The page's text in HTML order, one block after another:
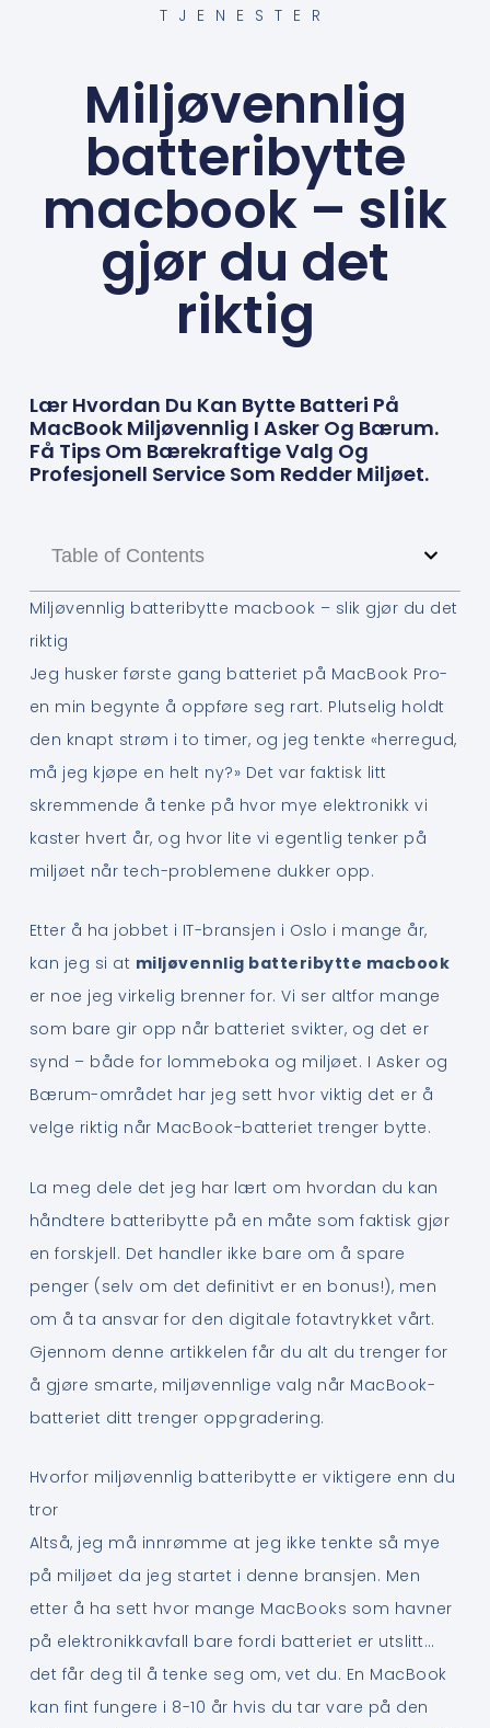
TJENESTER
Miljøvennlig
batteribytte
macbook – slik
gjør du det
riktig
Lær Hvordan Du Kan Bytte Batteri På
MacBook Miljøvennlig I Asker Og Bærum.
Få Tips Om Bærekraftige Valg Og
Profesjonell Service Som Redder Miljøet.
Table of Contents
Miljøvennlig batteribytte macbook – slik gjør du det
riktig
Jeg husker første gang batteriet på MacBook Pro-
en min begynte å oppføre seg rart. Plutselig holdt
den knapt strøm i to timer, og jeg tenkte «herregud,
må jeg kjøpe en helt ny?» Det var faktisk litt
skremmende å tenke på hvor mye elektronikk vi
kaster hvert år, og hvor lite vi egentlig tenker på
miljøet når tech-problemene dukker opp.
Etter å ha jobbet i IT-bransjen i Oslo i mange år,
kan jeg si at miljøvennlig batteribytte macbook
er noe jeg virkelig brenner for. Vi ser altfor mange
som bare gir opp når batteriet svikter, og det er
synd – både for lommeboka og miljøet. I Asker og
Bærum-området har jeg sett hvor viktig det er å
velge riktig når MacBook-batteriet trenger bytte.
La meg dele det jeg har lært om hvordan du kan
håndtere batteribytte på en måte som faktisk gjør
en forskjell. Det handler ikke bare om å spare
penger (selv om det definitivt er en bonus!), men
om å ta ansvar for den digitale fotavtrykket vårt.
Gjennom denne artikkelen får du alt du trenger for
å gjøre smarte, miljøvennlige valg når MacBook-
batteriet ditt trenger oppgradering.
Hvorfor miljøvennlig batteribytte er viktigere enn du
tror
Altså, jeg må innrømme at jeg ikke tenkte så mye
på miljøet da jeg startet i denne bransjen. Men
etter å ha sett hvor mange MacBooks som havner
på elektronikkavfall bare fordi batteriet er utslitt…
det får deg til å tenke seg om, vet du. En MacBook
kan fint fungere i 8-10 år hvis du tar vare på den